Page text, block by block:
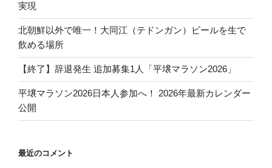
実現
北朝鮮以外で唯一！大同江（テドンガン）ビールを生で
飲める場所
【終了】辞退発生 追加募集1人「平壌マラソン2026」
平壌マラソン2026日本人参加へ！ 2026年最新カレンダー
公開
最近のコメント